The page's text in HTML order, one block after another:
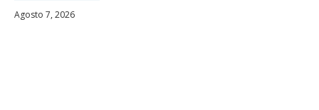
Agosto 7, 2026